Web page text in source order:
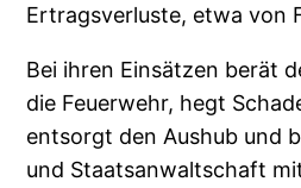
Ertragsverluste, etwa von
Bei ihren Einsätzen berät
die Feuerwehr, hegt
entsorgt den Aushub und
und Staatsanwaltschaft